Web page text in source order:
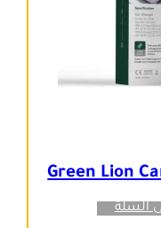
Green Lion
السلة